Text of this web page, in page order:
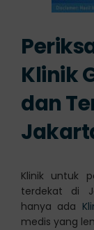
Klinik
dan
Klinik untuk
terdekat di
hanya ada
medis yang